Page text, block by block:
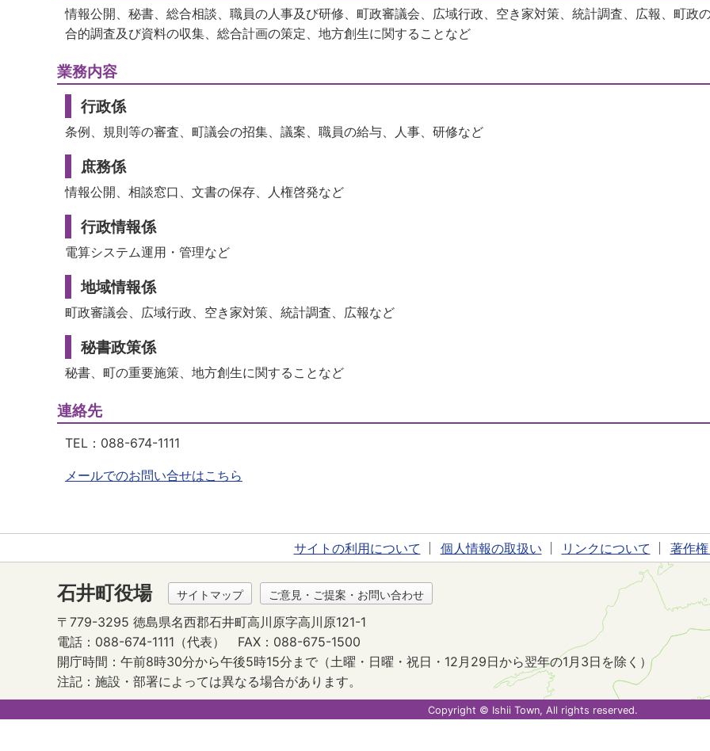
情報公開、秘書、総合相談、職員の人事及び研修、町政審議会、広域行政、空き家対策、統計調査、広報、町政
合的調査及び資料の収集、総合計画の策定、地方創生に関することなど
業務内容
行政係
条例、規則等の審査、町議会の招集、議案、職員の給与、人事、研修など
庶務係
情報公開、相談窓口、文書の保存、人権啓発など
行政情報係
電算システム運用・管理など
地域情報係
町政審議会、広域行政、空き家対策、統計調査、広報など
秘書政策係
秘書、町の重要施策、地方創生に関することなど
連絡先
TEL： 088-674-1111
メールでのお問い合せはこちら
サイトの利用について 個人情報の取扱い リンクについて 著作
石井町役場 サイトマップ ご意見・ご提案・お問い合わせ
〒779-3295 徳島県名西郡石井町高川原字高川原121-1
電話：088-674-1111（代表）
FAX：088-675-1500
開庁時間：午前8時30分から午後5時15分まで （土曜・日曜・祝日・12月29日から翌年の1月3日を除く）
注記：施設・部署によっては異なる場合があります。
Copyright © Ishii Town, All rights reserved.